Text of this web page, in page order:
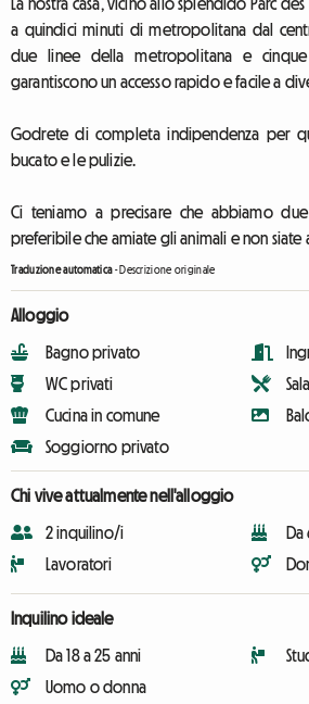
a quindici minuti di metropolitana dal
due linee della metropolitana e
garantiscono un accesso rapido e facile a
Godrete di completa indipendenza per
bucato e le pulizie.
Ci teniamo a precisare che abbiamo
preferibile che amiate gli animali e non siate
Traduzione automatica-Descrizione originale
Alloggio
Bagno privato
WC privati
Cucina in comune
Soggiorno privato
Chi vive attualmente nell'alloggio
2 inquilino/i
Lavoratori
Da
Inquilino ideale
Da 18 a 25 anni
Uomo o donna